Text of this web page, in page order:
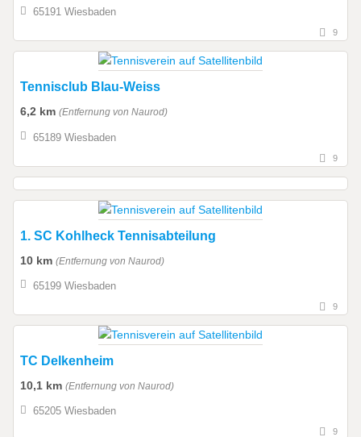
65191 Wiesbaden
9
Tennisclub Blau-Weiss
6,2 km (Entfernung von Naurod)
65189 Wiesbaden
9
1. SC Kohlheck Tennisabteilung
10 km (Entfernung von Naurod)
65199 Wiesbaden
9
TC Delkenheim
10,1 km (Entfernung von Naurod)
65205 Wiesbaden
9